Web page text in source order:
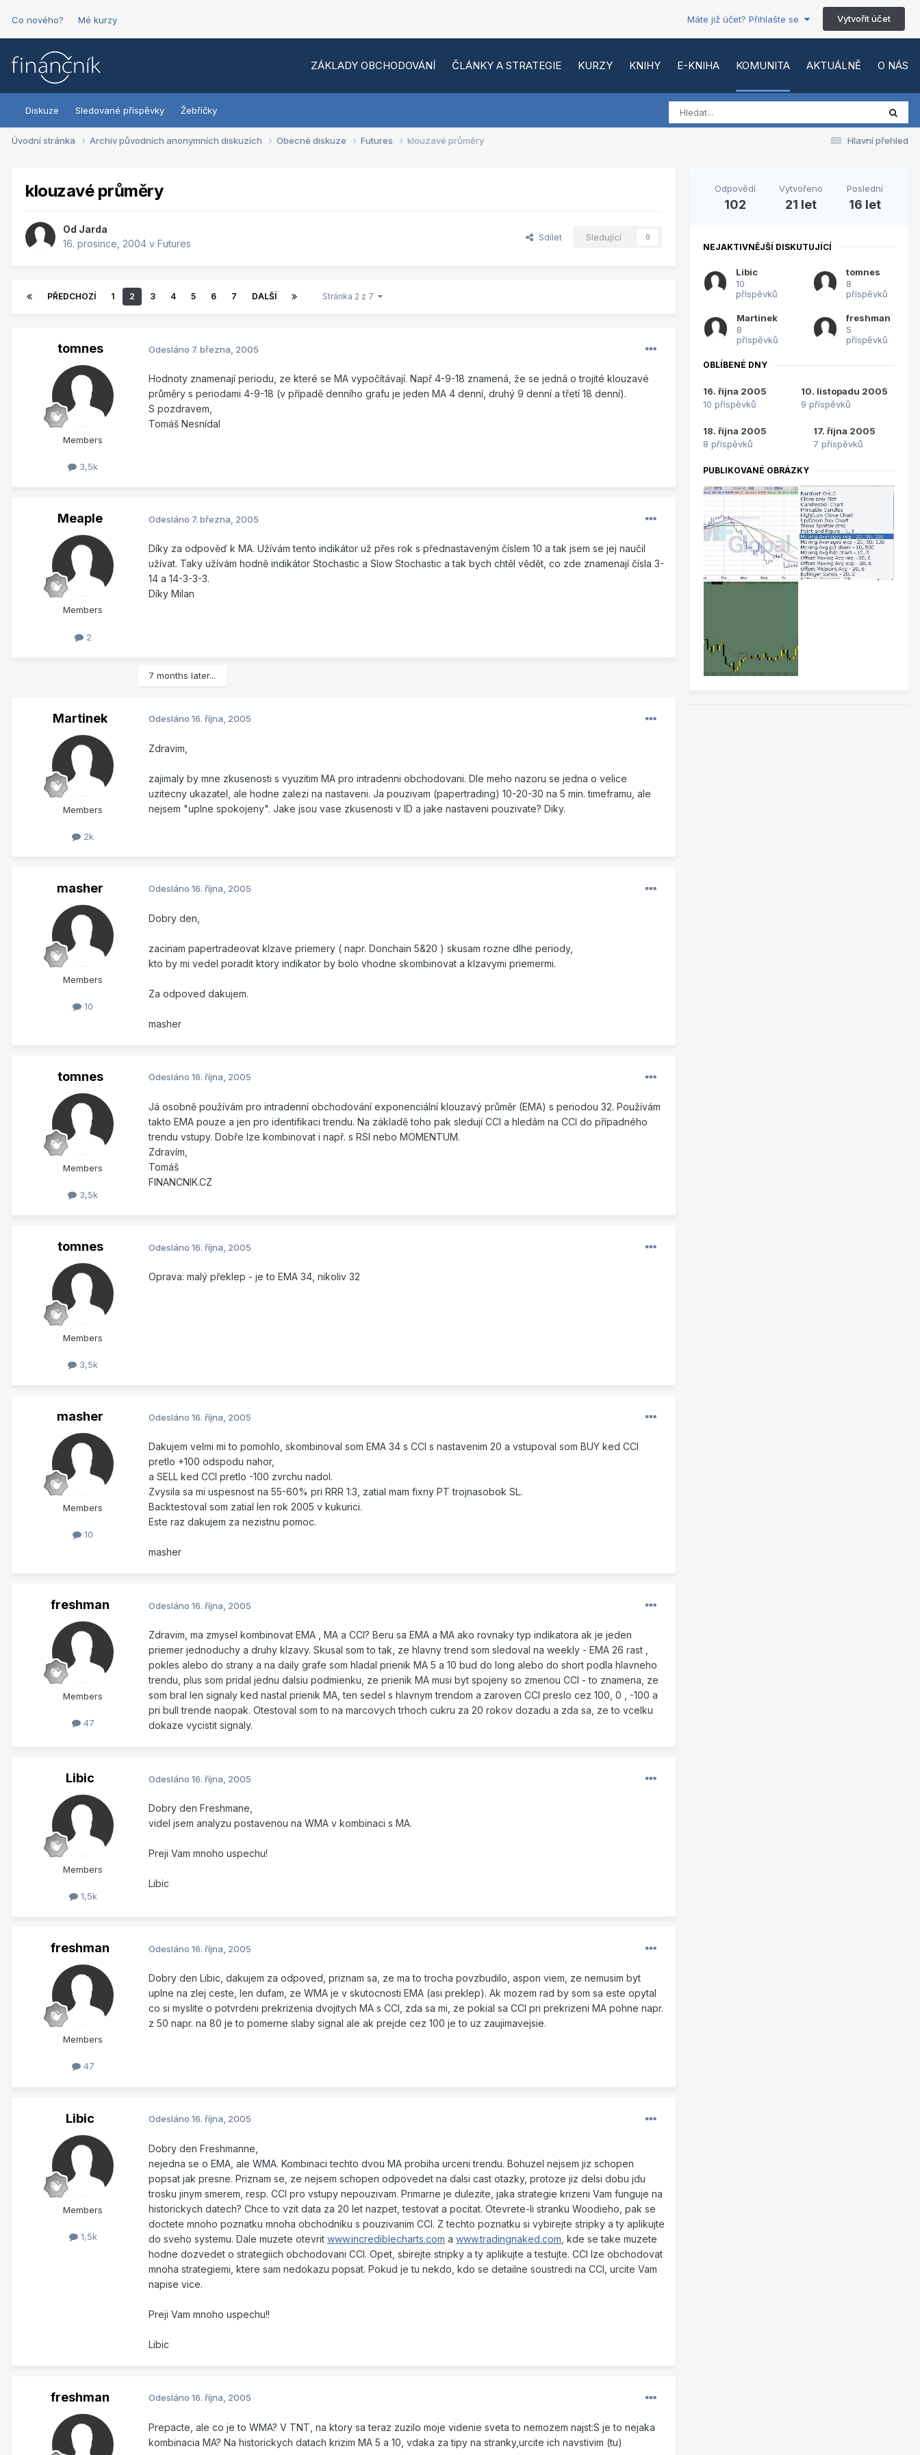
Co nového? Mé kurzy Máte již účet? Přihlašte se Vytvořit účet
ZÁKLADY OBCHODOVÁNÍ ČLÁNKY A STRATEGIE KURZY KNIHY E-KNIHA KOMUNITA AKTUÁLNĚ O NÁS
Diskuze Sledované příspěvky Žebříčky
Hlavní přehled
Úvodní stránka Archiv původních anonymních diskuzích Obecné diskuze Futures klouzavé průměry
klouzavé průměry
Od Jarda
16. prosince, 2004 v Futures
Sdílet Sledující 0
PŘEDCHOZÍ 1 2 3 4 5 6 7 DALŠÍ Stránka 2 z 7
tomnes
Members
3,5k
Odesláno 7. března, 2005
Hodnoty znamenají periodu, ze které se MA vypočítávají. Např 4-9-18 znamená, že se jedná o trojité klouzavé
průměry s periodami 4-9-18 (v případě denního grafu je jeden MA 4 denní, druhý 9 denní a třetí 18 denní).
S pozdravem,
Tomáš Nesnídal
Meaple
Members
2
Odesláno 7. března, 2005
Díky za odpověď k MA. Užívám tento indikátor už přes rok s přednastaveným číslem 10 a tak jsem se jej naučil
užívat. Taky užívám hodně indikátor Stochastic a Slow Stochastic a tak bych chtěl vědět, co zde znamenají čísla 3-
14 a 14-3-3-3.
Díky Milan
7 months later...
Martinek
Members
2k
Odesláno 16. října, 2005
Zdravim,
zajimaly by mne zkusenosti s vyuzitim MA pro intradenni obchodovani. Dle meho nazoru se jedna o velice
uzitecny ukazatel, ale hodne zalezi na nastaveni. Ja pouzivam (papertrading) 10-20-30 na 5 min. timeframu, ale
nejsem "uplne spokojeny". Jake jsou vase zkusenosti v ID a jake nastaveni pouzivate? Diky.
masher
Members
10
Odesláno 16. října, 2005
Dobry den,
zacinam papertradeovat klzave priemery ( napr. Donchain 5&20 ) skusam rozne dlhe periody,
kto by mi vedel poradit ktory indikator by bolo vhodne skombinovat a klzavymi priemermi.
Za odpoved dakujem.
masher
tomnes
Members
3,5k
Odesláno 16. října, 2005
Já osobně používám pro intradenní obchodování exponenciální klouzavý průměr (EMA) s periodou 32. Používám
takto EMA pouze a jen pro identifikaci trendu. Na základě toho pak sledují CCI a hledám na CCI do případného
trendu vstupy. Dobře lze kombinovat i např. s RSI nebo MOMENTUM.
Zdravím,
Tomáš
FINANCNIK.CZ
tomnes
Members
3,5k
Odesláno 16. října, 2005
Oprava: malý překlep - je to EMA 34, nikoliv 32
masher
Members
10
Odesláno 16. října, 2005
Dakujem velmi mi to pomohlo, skombinoval som EMA 34 s CCI s nastavenim 20 a vstupoval som BUY ked CCI
pretlo +100 odspodu nahor,
a SELL ked CCI pretlo -100 zvrchu nadol.
Zvysila sa mi uspesnost na 55-60% pri RRR 1:3, zatial mam fixny PT trojnasobok SL.
Backtestoval som zatial len rok 2005 v kukurici.
Este raz dakujem za nezistnu pomoc.
masher
freshman
Members
47
Odesláno 16. října, 2005
Zdravim, ma zmysel kombinovat EMA , MA a CCI? Beru sa EMA a MA ako rovnaky typ indikatora ak je jeden
priemer jednoduchy a druhy klzavy. Skusal som to tak, ze hlavny trend som sledoval na weekly - EMA 26 rast ,
pokles alebo do strany a na daily grafe som hladal prienik MA 5 a 10 bud do long alebo do short podla hlavneho
trendu, plus som pridal jednu dalsiu podmienku, ze prienik MA musi byt spojeny so zmenou CCI - to znamena, ze
som bral len signaly ked nastal prienik MA, ten sedel s hlavnym trendom a zaroven CCI preslo cez 100, 0 , -100 a
pri bull trende naopak. Otestoval som to na marcovych trhoch cukru za 20 rokov dozadu a zda sa, ze to vcelku
dokaze vycistit signaly.
Libic
Members
1,5k
Odesláno 16. října, 2005
Dobry den Freshmane,
videl jsem analyzu postavenou na WMA v kombinaci s MA.
Preji Vam mnoho uspechu!
Libic
freshman
Members
47
Odesláno 16. října, 2005
Dobry den Libic, dakujem za odpoved, priznam sa, ze ma to trocha povzbudilo, aspon viem, ze nemusim byt
uplne na zlej ceste, len dufam, ze WMA je v skutocnosti EMA (asi preklep). Ak mozem rad by som sa este opytal
co si myslite o potvrdeni prekrizenia dvojitych MA s CCI, zda sa mi, ze pokial sa CCI pri prekrizeni MA pohne napr.
z 50 napr. na 80 je to pomerne slaby signal ale ak prejde cez 100 je to uz zaujimavejsie.
Libic
Members
1,5k
Odesláno 16. října, 2005
Dobry den Freshmanne,
nejedna se o EMA, ale WMA. Kombinaci techto dvou MA probiha urceni trendu. Bohuzel nejsem jiz schopen
popsat jak presne. Priznam se, ze nejsem schopen odpovedet na dalsi cast otazky, protoze jiz delsi dobu jdu
trosku jinym smerem, resp. CCI pro vstupy nepouzivam. Primarne je dulezite, jaka strategie krizeni Vam funguje na
historickych datech? Chce to vzit data za 20 let nazpet, testovat a pocitat. Otevrete-li stranku Woodieho, pak se
doctete mnoho poznatku mnoha obchodniku s pouzivanim CCI. Z techto poznatku si vybirejte stripky a ty aplikujte
do sveho systemu. Dale muzete otevrit www.incrediblecharts.com a www.tradingnaked.com , kde se take muzete
hodne dozvedet o strategiich obchodovani CCI. Opet, sbirejte stripky a ty aplikujte a testujte. CCI lze obchodovat
mnoha strategiemi, ktere sam nedokazu popsat. Pokud je tu nekdo, kdo se detailne soustredi na CCI, urcite Vam
napise vice.
Preji Vam mnoho uspechu!!
Libic
freshman Odesláno 16. října, 2005
Prepacte, ale co je to WMA? V TNT, na ktory sa teraz zuzilo moje videnie sveta to nemozem najst:S je to nejaka
kombinacia MA? Na historickych datach krizim MA 5 a 10, vdaka za tipy na stranky,urcite ich navstivim (tu)
Odpovědí
102
Vytvořeno
21 let
Poslední
16 let
NEJAKTIVNĚJŠÍ DISKUTUJÍCÍ
Libic
10
příspěvků
tomnes
8
příspěvků
Martinek
8
příspěvků
freshman
5
příspěvků
OBLÍBENÉ DNY
16. října 2005
10 příspěvků
10. listopadu 2005
9 příspěvků
18. října 2005
8 příspěvků
17. října 2005
7 příspěvků
PUBLIKOVANÉ OBRÁZKY